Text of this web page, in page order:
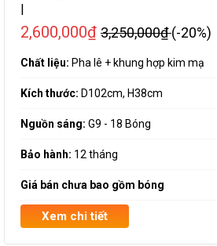
|
2,600,000₫ 3,250,000₫(-20%)
Chất liệu: Pha lê + khung hợp kim mạ
Kích thước: D102cm, H38cm
Nguồn sáng: G9 - 18 Bóng
Bảo hành: 12 tháng
Giá bán chưa bao gồm bóng
Xem chi tiết